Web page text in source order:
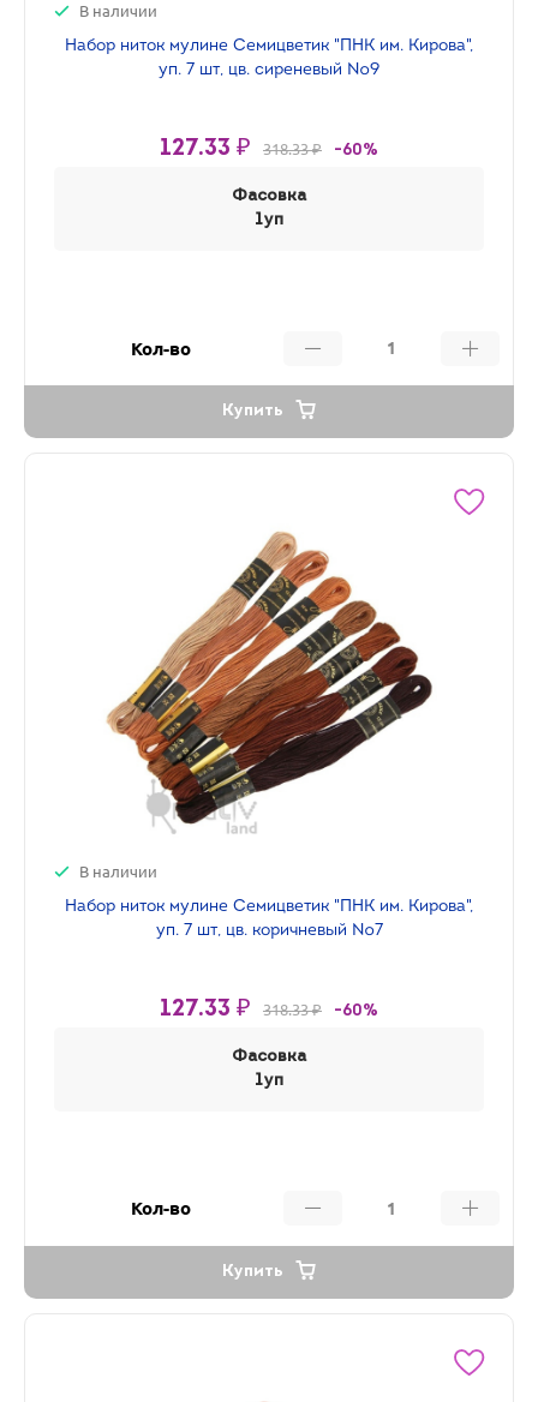
В наличии
Набор ниток мулине Семицветик "ПНК им. Кирова",
уп. 7 шт, цв. сиреневый №9
127.33 ₽ 318.33 ₽ -60%
Фасовка
1уп
Кол-во
Купить
В наличии
Набор ниток мулине Семицветик "ПНК им. Кирова",
уп. 7 шт, цв. коричневый №7
127.33 ₽ 318.33 ₽ -60%
Фасовка
1уп
Кол-во
Купить